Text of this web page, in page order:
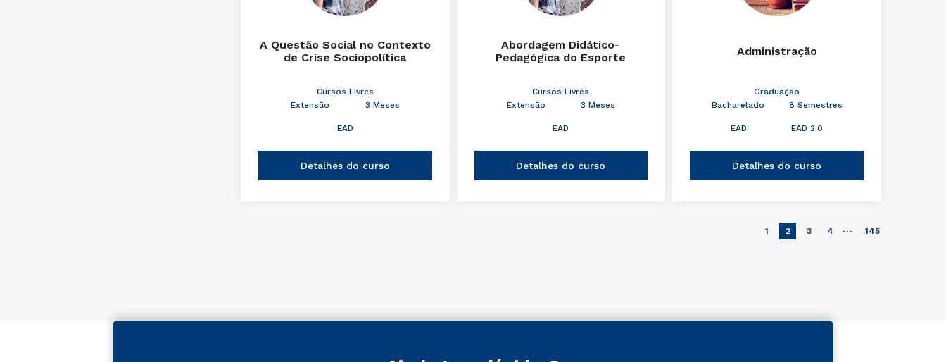
A Questão Social no Contexto
de Crise Sociopolítica
Cursos Livres
Extensão
3 Meses
EAD
Detalhes do curso
Abordagem Didático-
Pedagógica do Esporte
Cursos Livres
Extensão
3 Meses
EAD
Detalhes do curso
Administração
Graduação
Bacharelado
8 Semestres
EAD EAD 2.0
Detalhes do curso
1 2 3 4 … 145